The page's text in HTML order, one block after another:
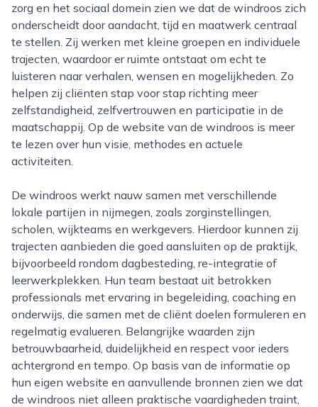
zorg en het sociaal domein zien we dat de windroos zich
onderscheidt door aandacht, tijd en maatwerk centraal
te stellen. Zij werken met kleine groepen en individuele
trajecten, waardoor er ruimte ontstaat om echt te
luisteren naar verhalen, wensen en mogelijkheden. Zo
helpen zij cliënten stap voor stap richting meer
zelfstandigheid, zelfvertrouwen en participatie in de
maatschappij. Op de website van de windroos is meer
te lezen over hun visie, methodes en actuele
activiteiten.
De windroos werkt nauw samen met verschillende
lokale partijen in nijmegen, zoals zorginstellingen,
scholen, wijkteams en werkgevers. Hierdoor kunnen zij
trajecten aanbieden die goed aansluiten op de praktijk,
bijvoorbeeld rondom dagbesteding, re-integratie of
leerwerkplekken. Hun team bestaat uit betrokken
professionals met ervaring in begeleiding, coaching en
onderwijs, die samen met de cliënt doelen formuleren en
regelmatig evalueren. Belangrijke waarden zijn
betrouwbaarheid, duidelijkheid en respect voor ieders
achtergrond en tempo. Op basis van de informatie op
hun eigen website en aanvullende bronnen zien we dat
de windroos niet alleen praktische vaardigheden traint,